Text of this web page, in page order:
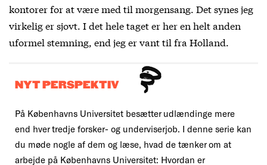
kontorer for at være med til morgensang. Det synes jeg
virkelig er sjovt. I det hele taget er her en helt anden
uformel stemning, end jeg er vant til fra Holland.
NYT PERSPEKTIV
På Københavns Universitet besætter udlændinge mere
end hver tredje forsker- og underviserjob. I denne serie kan
du møde nogle af dem og læse, hvad de tænker om at
arbejde på Københavns Universitet: Hvordan er